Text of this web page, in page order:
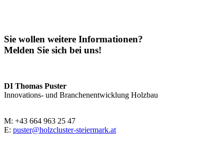
Sie wollen weitere Informationen?
Melden Sie sich bei uns!
DI Thomas Puster
Innovations- und Branchenentwicklung Holzbau
M: +43 664 963 25 47
E: puster@holzcluster-steiermark.at